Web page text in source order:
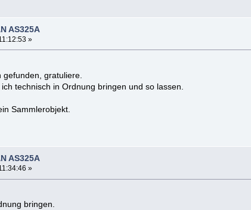
AS325A
»
gefunden, gratuliere.
technisch in Ordnung bringen und so lassen.
Sammlerobjekt.
AS325A
»
bringen.